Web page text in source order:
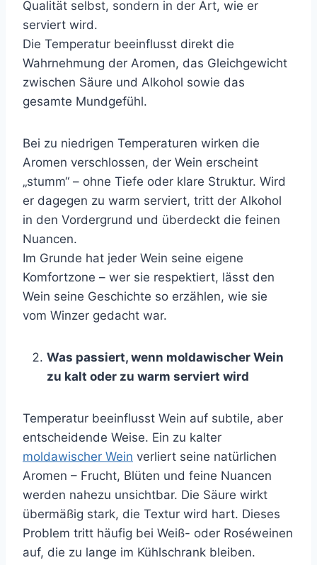
Qualität selbst, sondern in der Art, wie er
serviert wird.
Die Temperatur beeinflusst direkt die
Wahrnehmung der Aromen, das Gleichgewicht
zwischen Säure und Alkohol sowie das
gesamte Mundgefühl.
Bei zu niedrigen Temperaturen wirken die
Aromen verschlossen, der Wein erscheint
„stumm“ – ohne Tiefe oder klare Struktur. Wird
er dagegen zu warm serviert, tritt der Alkohol
in den Vordergrund und überdeckt die feinen
Nuancen.
Im Grunde hat jeder Wein seine eigene
Komfortzone – wer sie respektiert, lässt den
Wein seine Geschichte so erzählen, wie sie
vom Winzer gedacht war.
Was passiert, wenn moldawischer Wein
zu kalt oder zu warm serviert wird
Temperatur beeinflusst Wein auf subtile, aber
entscheidende Weise. Ein zu kalter
moldawischer Wein verliert seine natürlichen
Aromen – Frucht, Blüten und feine Nuancen
werden nahezu unsichtbar. Die Säure wirkt
übermäßig stark, die Textur wird hart. Dieses
Problem tritt häufig bei Weiß- oder Roséweinen
auf, die zu lange im Kühlschrank bleiben.